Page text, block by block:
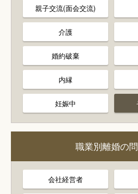
親子交流(面会交流)
介護
婚約破棄
内縁
妊娠中
職業別離婚の
会社経営者